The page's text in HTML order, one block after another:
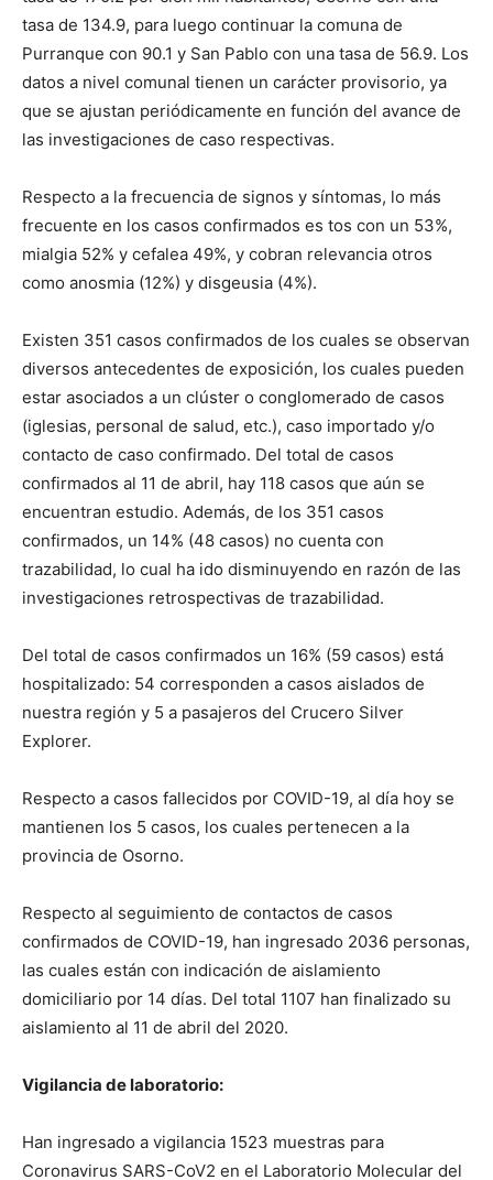
tasa de 134.9, para luego continuar la comuna de
Purranque con 90.1 y San Pablo con una tasa de 56.9. Los
datos a nivel comunal tienen un carácter provisorio, ya
que se ajustan periódicamente en función del avance de
las investigaciones de caso respectivas.
Respecto a la frecuencia de signos y síntomas, lo más
frecuente en los casos confirmados es tos con un 53%,
mialgia 52% y cefalea 49%, y cobran relevancia otros
como anosmia (12%) y disgeusia (4%).
Existen 351 casos confirmados de los cuales se observan
diversos antecedentes de exposición, los cuales pueden
estar asociados a un clúster o conglomerado de casos
(iglesias, personal de salud, etc.), caso importado y/o
contacto de caso confirmado. Del total de casos
confirmados al 11 de abril, hay 118 casos que aún se
encuentran estudio. Además, de los 351 casos
confirmados, un 14% (48 casos) no cuenta con
trazabilidad, lo cual ha ido disminuyendo en razón de las
investigaciones retrospectivas de trazabilidad.
Del total de casos confirmados un 16% (59 casos) está
hospitalizado: 54 corresponden a casos aislados de
nuestra región y 5 a pasajeros del Crucero Silver
Explorer.
Respecto a casos fallecidos por COVID-19, al día hoy se
mantienen los 5 casos, los cuales pertenecen a la
provincia de Osorno.
Respecto al seguimiento de contactos de casos
confirmados de COVID-19, han ingresado 2036 personas,
las cuales están con indicación de aislamiento
domiciliario por 14 días. Del total 1107 han finalizado su
aislamiento al 11 de abril del 2020.
Vigilancia de laboratorio:
Han ingresado a vigilancia 1523 muestras para
Coronavirus SARS-CoV2 en el Laboratorio Molecular del